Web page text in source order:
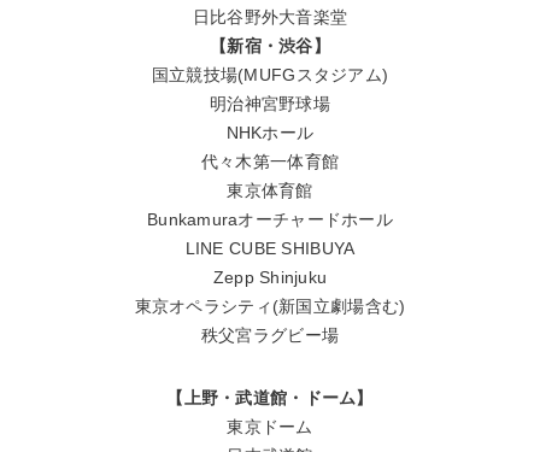
日比谷野外大音楽堂
【新宿・渋谷】
国立競技場(MUFGスタジアム)
明治神宮野球場
NHKホール
代々木第一体育館
東京体育館
Bunkamuraオーチャードホール
LINE CUBE SHIBUYA
Zepp Shinjuku
東京オペラシティ(新国立劇場含む)
秩父宮ラグビー場
【上野・武道館・ドーム】
東京ドーム